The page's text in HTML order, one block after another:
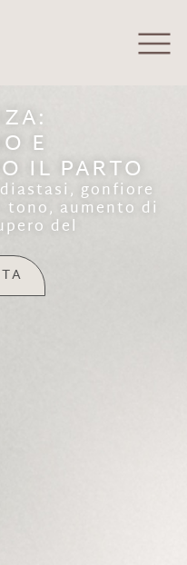
E
IL PARTO
gonfiore
aumento di
del